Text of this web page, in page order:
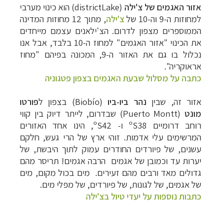
אזור האגמים של צ'ילה (
Lake
district
) הוא כינוי מערבי
למחוזות ה-9 וה-10 של
צ'ילה, מתוך 12 מחוזות המדינה
הממוספרים מצפון לדרום. הצ'ילאנים עצמם מייחדים
את הכינוי "אזור האגמים" למחוז ה-10 בלבד, אבל אנו
נכלול בו גם את האזור ה-9, המכונה בפיהם "מחוז
אראוקריה".
כתבה על מסלול שבעת האגמים בצפון פטגוניה
אזור זה, שבין נהר ביו-ביו(
Biobío) בצפון לפורטו
מונט(
Puerto Montt) שבדרום, לייתר דיוק בין קווי
רוחב דרומיים 38 ºS ו- 42 ºS, הינו אחד האזורים
המרשימים עלי אדמות. זוהי ארץ של הרי געש, חלקם
עשנים, של פיורדים החודרים עמוק לתוך היבשת, של
יערות עד וכמובן של אגמים הרבה אגמים! תריסר מהם
גדולים מאד ורבים מהם זעירים. מים בכול מקום, מים
של אגמים, של לגונות, של פיורדים, של מפלי מים.
כתבות נוספות על יעדי טיול בצ'ילה